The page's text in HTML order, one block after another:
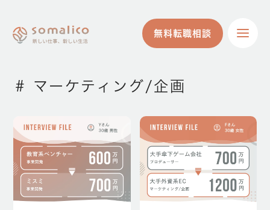
無料転職相談
# マーケティング/企画